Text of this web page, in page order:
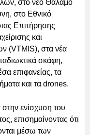
στο νέο Θάλαμο
στο Εθνικό
Επιτήρησης
και
(VTMIS), στα νέα
σκάφη,
επιφανείας, τα
και τα drones.
ενίσχυση του
επισημαίνοντας ότι
μέσω των